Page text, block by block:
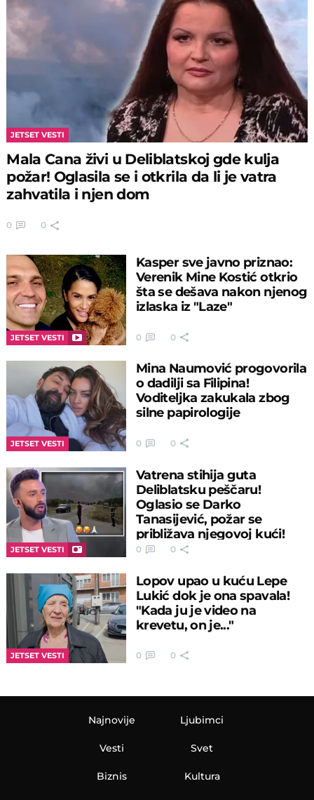
JETSET VESTI
Mala Cana živi u Deliblatskoj gde kulja
požar! Oglasila se i otkrila da li je vatra
zahvatila i njen dom
0 0
JETSET VESTI
Kasper sve javno priznao:
Verenik Mine Kostić otkrio
šta se dešava nakon njenog
izlaska iz "Laze"
0 0
JETSET VESTI
Mina Naumović progovorila
o dadilji sa Filipina!
Voditeljka zakukala zbog
silne papirologije
0 0
JETSET VESTI
Vatrena stihija guta
Deliblatsku peščaru!
Oglasio se Darko
Tanasijević, požar se
približava njegovoj kući!
0 0
JETSET VESTI
Lopov upao u kuću Lepe
Lukić dok je ona spavala!
"Kada ju je video na
krevetu, on je..."
0 0
Najnovije
Vesti
Biznis
Ljubimci
Svet
Kultura